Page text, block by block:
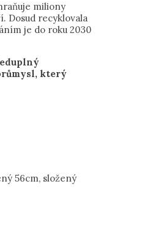
miliony
Dosud recyklovala
je do roku 2030
který
56cm, složený